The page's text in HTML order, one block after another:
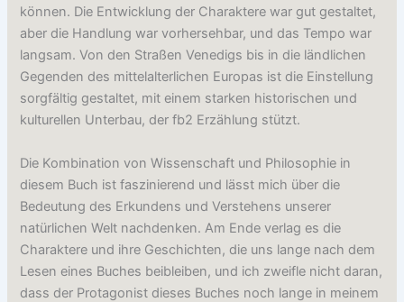
können. Die Entwicklung der Charaktere war gut gestaltet,
aber die Handlung war vorhersehbar, und das Tempo war
langsam. Von den Straßen Venedigs bis in die ländlichen
Gegenden des mittelalterlichen Europas ist die Einstellung
sorgfältig gestaltet, mit einem starken historischen und
kulturellen Unterbau, der fb2 Erzählung stützt.
Die Kombination von Wissenschaft und Philosophie in
diesem Buch ist faszinierend und lässt mich über die
Bedeutung des Erkundens und Verstehens unserer
natürlichen Welt nachdenken. Am Ende verlag es die
Charaktere und ihre Geschichten, die uns lange nach dem
Lesen eines Buches beibleiben, und ich zweifle nicht daran,
dass der Protagonist dieses Buches noch lange in meinem